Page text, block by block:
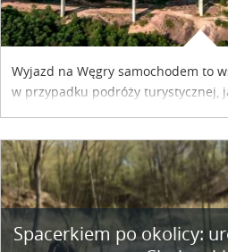
Wyjazd na Węgry samochodem to
w przypadku podróży turystycznej,
współpracy reklamowej z Hungary
Spacerkiem po okolicy: